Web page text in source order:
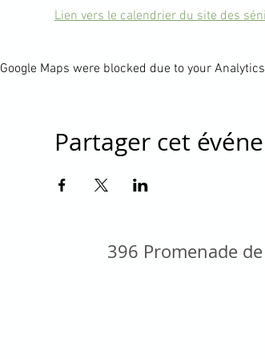
Lien vers le calendrier du site des
Google Maps were blocked due to your
Partager cet
396 Promenade